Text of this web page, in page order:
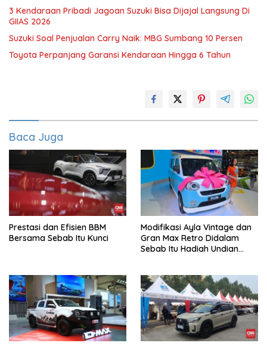
3 Kendaraan Pribadi Jagoan Suzuki Bisa Dijajal Langsung Di
GIIAS 2026
Suzuki Soal Penjualan Carry Naik: MBG Sumbang 10 Persen
Toyota Perpanjang Garansi Kendaraan Hingga 6 Tahun
Baca Juga
Prestasi dan Efisien BBM
Bersama Sebab Itu Kunci
Modifikasi Ayla Vintage dan
Gran Max Retro Didalam
Sebab Itu Hadiah Undian